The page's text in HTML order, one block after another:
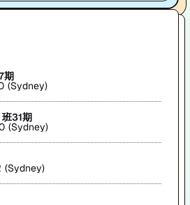
期
(Sydney)
31期
(Sydney)